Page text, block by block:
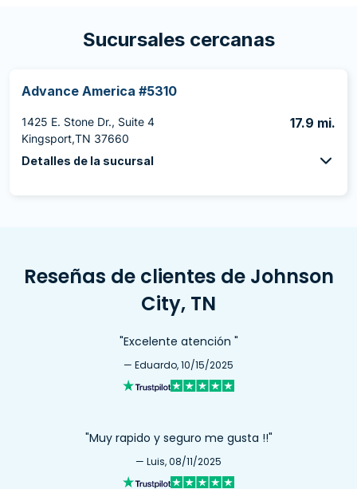
Sucursales cercanas
Advance America #5310
1425 E. Stone Dr., Suite 4
Kingsport,TN 37660
17.9 mi.
Detalles de la sucursal
Reseñas de clientes de Johnson
City, TN
"Excelente atención "
— Eduardo, 10/15/2025
"Muy rapido y seguro me gusta !!"
— Luis, 08/11/2025